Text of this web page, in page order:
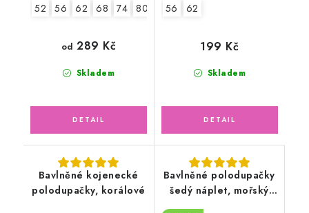
52 56 62 68 74 80 86
Skladem
od 289 Kč
56 62
Skladem
199 Kč
Bavlněné kojenecké
polodupačky, korálové
Bavlněné polodupačky
šedý náplet, mořský